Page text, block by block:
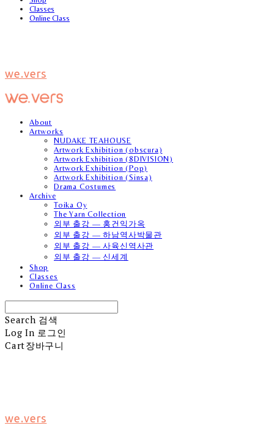
Classes
Online Class
we.vers
About
Artworks
NUDAKE TEAHOUSE
Artwork Exhibition (obscura)
Artwork Exhibition (8DIVISION)
Artwork Exhibition (Pop)
Artwork Exhibition (Sinsa)
Drama Costumes
Archive
Toika Oy
The Yarn Collection
외부 출강 — 홍건익가옥
외부 출강 — 하남역사박물관
외부 출강 — 사육신역사관
외부 출강 — 신세계
Shop
Classes
Online Class
Search 검색
Log In 로그인
Cart장바구니
we.vers